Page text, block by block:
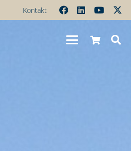
Kontakt